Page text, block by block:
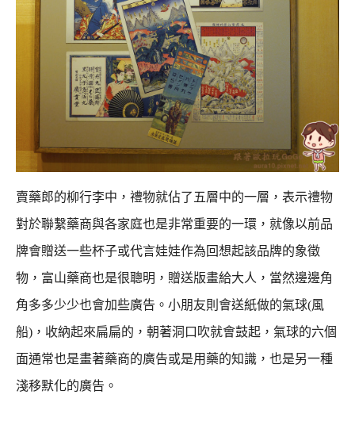
賣藥郎的柳行李中，禮物就佔了五層中的一層，表示禮物
對於聯繫藥商與各家庭也是非常重要的一環， 就像以前品
牌會贈送一些杯子或代言娃娃作為回想起該品牌的象徵
物， 富山藥商也是很聰明，贈送版畫給大人，當然邊邊角
角多多少少也會加些廣告。 小朋友則會送紙做的氣球(風
船)，收納起來扁扁的，朝著洞口吹就會鼓起， 氣球的六個
面通常也是畫著藥商的廣告或是用藥的知識，也是另一種
淺移默化的廣告。